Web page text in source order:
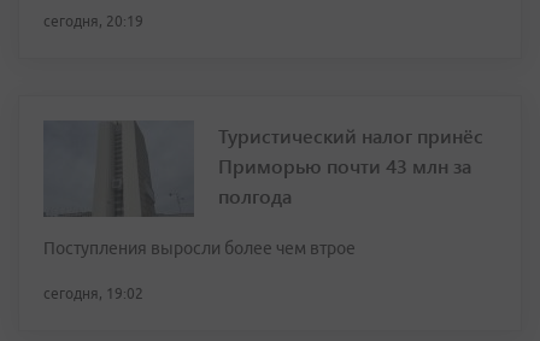
сегодня, 20:19
Туристический налог принёс
Приморью почти 43 млн за
полгода
Поступления выросли более чем втрое
сегодня, 19:02